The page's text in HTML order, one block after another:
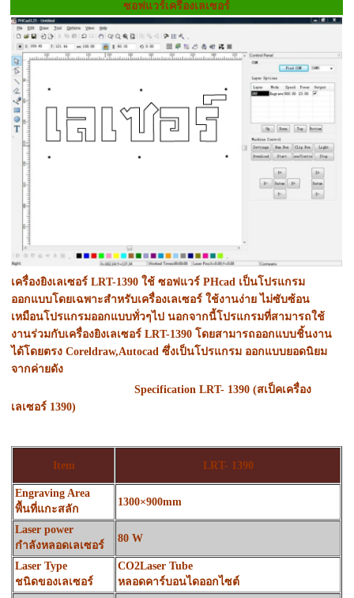
ซอฟแวร์เครื่องเลเซอร์
เครื่องยิงเลเซอร์ LRT-1390 ใช้ ซอฟแวร์ PHcad เป็นโปรแกรม
ออกแบบโดยเฉพาะสำหรับเครื่องเลเซอร์ ใช้งานง่าย ไม่ซับซ้อน
เหมือนโปรแกรมออกแบบทั่วๆไป นอกจากนี้โปรแกรมที่สามารถใช้
งานร่วมกับเครื่องยิงเลเซอร์ LRT-1390 โดยสามารถออกแบบชิ้นงาน
ได้โดยตรง Coreldraw,Autocad ซึ่งเป็นโปรแกรม ออกแบบยอดนิยม
จากค่ายดัง
Specification LRT- 1390 (สเป็คเครื่อง
เลเซอร์ 1390)
Item LRT- 1390
Engraving Area
พื้นที่แกะสลัก
1300×900mm
Laser power
กำลังหลอดเลเซอร์
80 W
Laser Type
ชนิดของเลเซอร์
CO2Laser Tube
หลอดคาร์บอนไดออกไซต์